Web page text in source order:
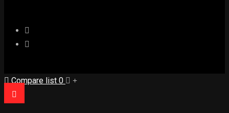
Compare list 0